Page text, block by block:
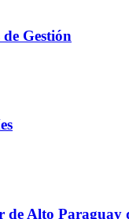
Gestión
Alto Paraguay